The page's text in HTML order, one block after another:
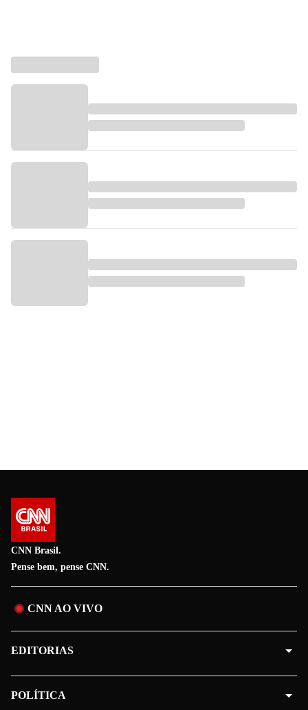
CNN Brasil.
Pense bem, pense CNN.
CNN AO VIVO
EDITORIAS
POLÍTICA